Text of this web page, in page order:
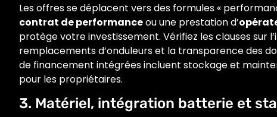
Les offres se déplacent vers des formules «
contrat de performanceou une prestation d’
protège votre investissement. Vérifiez les clauses sur
remplacements d’onduleurs et la transparence des
de financement intégrées incluent stockage et
pour les propriétaires.
3. Matériel, intégration batterie et